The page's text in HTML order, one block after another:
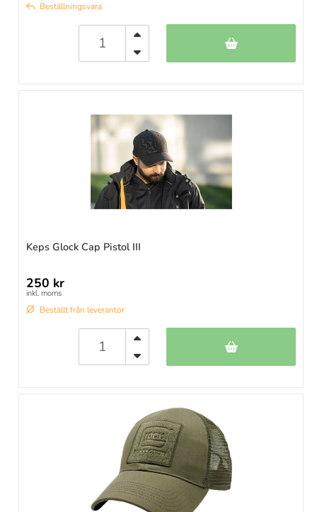
Beställningsvara
Keps Glock Cap Pistol III
250 kr
inkl. moms
Beställt från leverantör